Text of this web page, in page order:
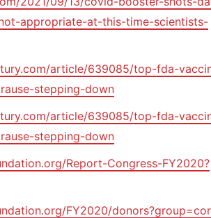
appropriate-at-this-time-scientists-
article/639085/top-fda-
stepping-down
article/639085/top-fda-
stepping-down
Report-Congress-FY2020?
FY2020/